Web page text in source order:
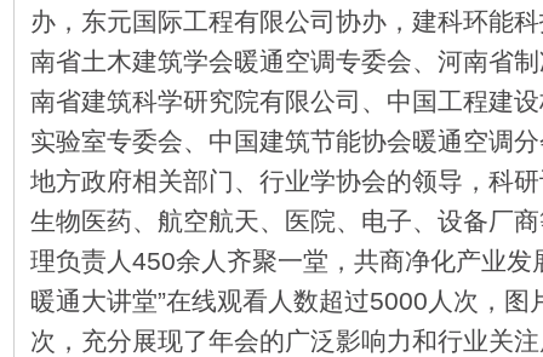
办，东元国际工程有限公司协办，建科环能
南省土木建筑学会暖通空调专委会、河南省
南省建筑科学研究院有限公司、中国工程建
实验室专委会、中国建筑节能协会暖通空调
地方政府相关部门、行业学协会的领导，科
生物医药、航空航天、医院、电子、设备厂
理负责人450余人齐聚一堂，共商净化产业发
暖通大讲堂”在线观看人数超过5000人次，
次，充分展现了年会的广泛影响力和行业关